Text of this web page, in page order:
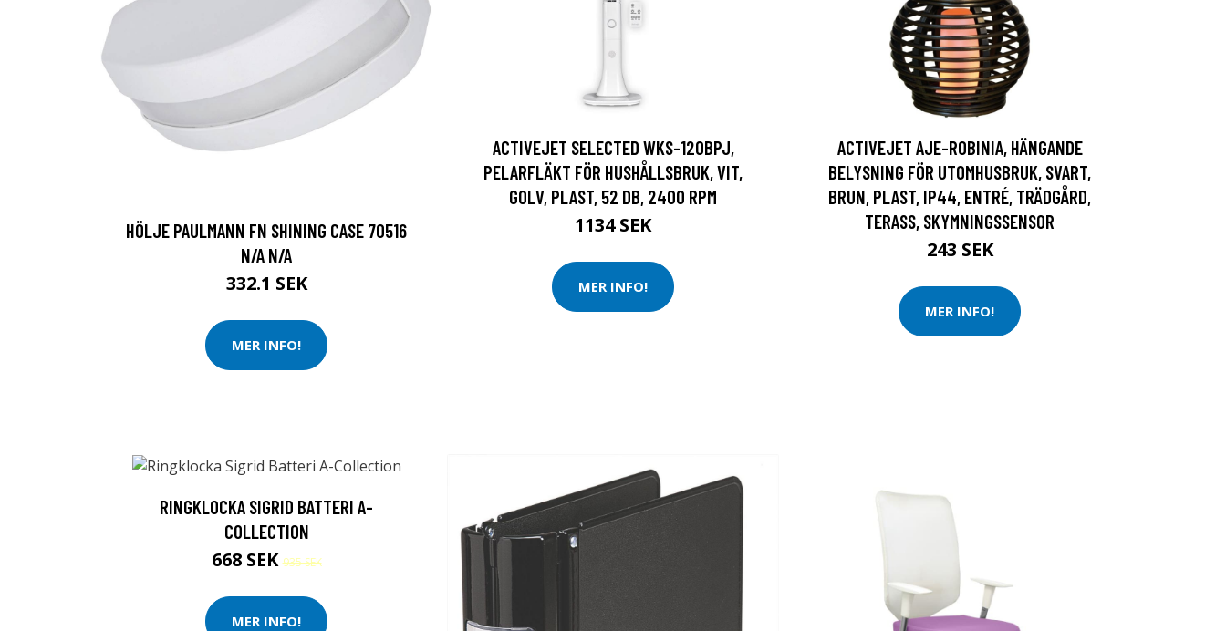
HÖLJE PAULMANN FN SHINING CASE 70516
N/A N/A
332.1 SEK
MER INFO!
ACTIVEJET SELECTED WKS-120BPJ,
PELARFLÄKT FÖR HUSHÅLLSBRUK, VIT,
GOLV, PLAST, 52 DB, 2400 RPM
1134 SEK
MER INFO!
ACTIVEJET AJE-ROBINIA, HÄNGANDE
BELYSNING FÖR UTOMHUSBRUK, SVART,
BRUN, PLAST, IP44, ENTRÉ, TRÄDGÅRD,
TERASS, SKYMNINGSSENSOR
243 SEK
MER INFO!
RINGKLOCKA SIGRID BATTERI A-
COLLECTION
668 SEK935 SEK
MER INFO!